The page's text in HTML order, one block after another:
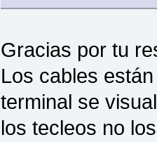
Gracias por tu
Los cables
terminal se
los tecleos no